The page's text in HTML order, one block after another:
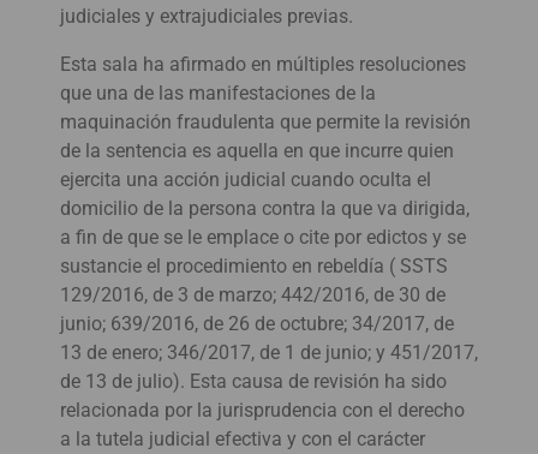
judiciales y extrajudiciales previas.
Esta sala ha afirmado en múltiples resoluciones
que una de las manifestaciones de la
maquinación fraudulenta que permite la revisión
de la sentencia es aquella en que incurre quien
ejercita una acción judicial cuando oculta el
domicilio de la persona contra la que va dirigida,
a fin de que se le emplace o cite por edictos y se
sustancie el procedimiento en rebeldía ( SSTS
129/2016, de 3 de marzo; 442/2016, de 30 de
junio; 639/2016, de 26 de octubre; 34/2017, de
13 de enero; 346/2017, de 1 de junio; y 451/2017,
de 13 de julio). Esta causa de revisión ha sido
relacionada por la jurisprudencia con el derecho
a la tutela judicial efectiva y con el carácter